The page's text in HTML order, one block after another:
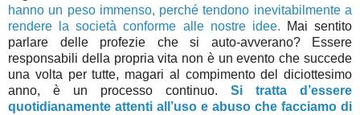
hanno un peso immenso, perché tendono inevitabilmente a
rendere la società conforme alle nostre idee. Mai sentito
parlare delle profezie che si auto-avverano? Essere
responsabili della propria vita non è un evento che succede
una volta per tutte, magari al compimento del diciottesimo
anno, è un processo continuo. Si tratta d’essere
quotidianamente attenti all’uso e abuso che facciamo di